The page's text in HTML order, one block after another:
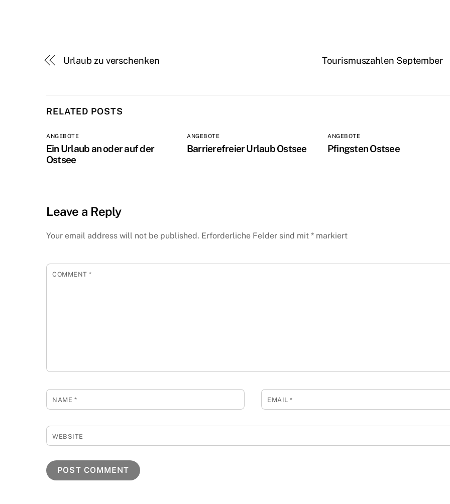
Urlaub zu verschenken Tourismuszahlen September
RELATED POSTS
ANGEBOTE
Ein Urlaub an oder auf der
Ostsee
ANGEBOTE
Barrierefreier Urlaub Ostsee
ANGEBOTE
Pfingsten Ostsee
Leave a Reply
Your email address will not be published. Erforderliche Felder sind mit * markiert
COMMENT*
NAME * EMAIL*
WEBSITE